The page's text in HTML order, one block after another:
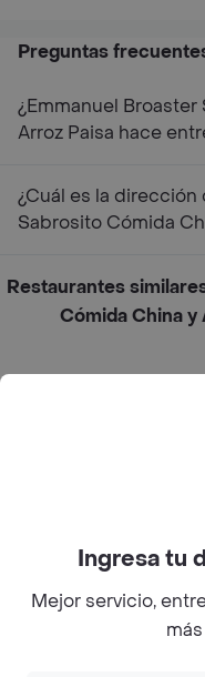
Preguntas
¿Emmanuel
Arroz Paisa hace
¿Cuál es la
Sabrosito Cómida
Restaurantes
Cómida China y
Mercari - Postres
Myriam Camhi Co
Ingresa tu
Mejor servicio,